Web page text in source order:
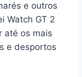
e outros
Watch GT 2
até os mais
e desportos